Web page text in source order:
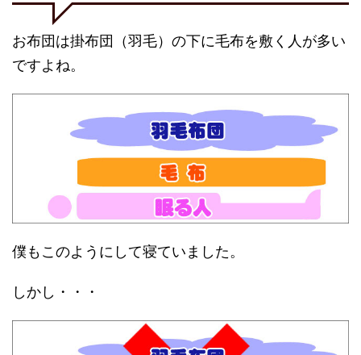
お布団は掛布団（羽毛）の下に毛布を敷く人が多い
ですよね。
僕もこのようにして寝ていました。
しかし・・・